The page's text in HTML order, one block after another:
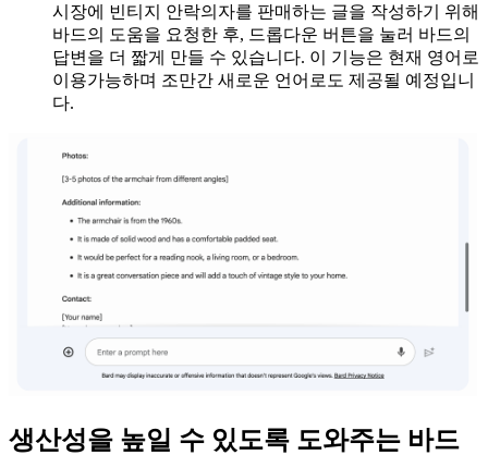
시장에 빈티지 안락의자를 판매하는 글을 작성하기 위해
바드의 도움을 요청한 후, 드롭다운 버튼을 눌러 바드의
답변을 더 짧게 만들 수 있습니다. 이 기능은 현재 영어로
이용가능하며 조만간 새로운 언어로도 제공될 예정입니
다.
생산성을 높일 수 있도록 도와주는 바드